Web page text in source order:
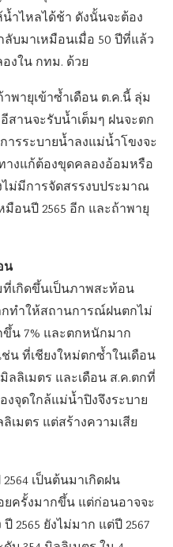
ำไหลได้ช้า ดังนั้นจะต้อง
มาเหมือนเมื่อ 50 ปีที่แล้ว
งใน กทม. ด้วย
พายุเข้าซ้ำเดือน ต.ค.นี้ ลุ่ม
านจะรับน้ำเต็มๆ ฝนจะตก
รระบายน้ำลงแม่น้ำโขงจะ
างแก้ต้องขุดคลองอ้อมหรือ
ม่มีการจัดสรรงบประมาณ
อนปี 2565 อีก และถ้าพายุ
น
เกิดขึ้นเป็นภาพสะท้อน
กทำให้สถานการณ์ฝนตกไม่
น 7% และตกหนักมาก
น ที่เชียงใหม่ตกซ้ำในเดือน
ลลิเมตร และเดือน ส.ค.ตกที่
งจุดใกล้แม่น้ำปิงจึงระบาย
เมตร แต่สร้างความเสีย
เป็นต้นมาเกิดฝน
ครั้งมากขึ้น แต่ก่อนอาจจะ
2565 ยังไม่มาก แต่ปี 2567